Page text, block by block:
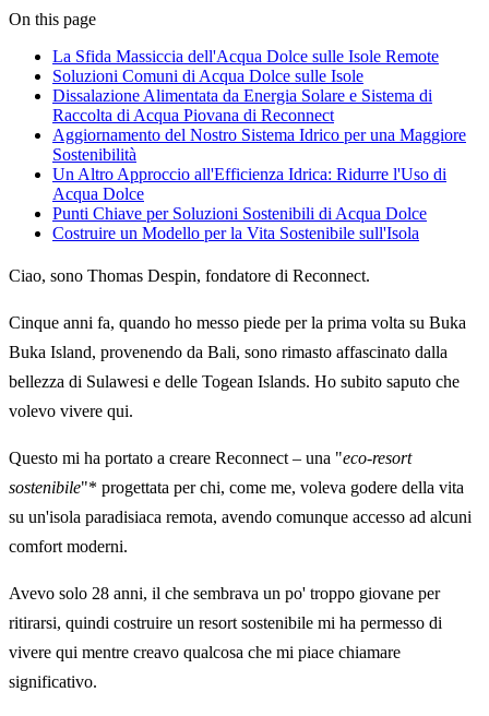
On this page
La Sfida Massiccia dell'Acqua Dolce sulle Isole Remote
Soluzioni Comuni di Acqua Dolce sulle Isole
Dissalazione Alimentata da Energia Solare e Sistema di
Raccolta di Acqua Piovana di Reconnect
Aggiornamento del Nostro Sistema Idrico per una Maggiore
Sostenibilità
Un Altro Approccio all'Efficienza Idrica: Ridurre l'Uso di
Acqua Dolce
Punti Chiave per Soluzioni Sostenibili di Acqua Dolce
Costruire un Modello per la Vita Sostenibile sull'Isola
Ciao, sono Thomas Despin, fondatore di Reconnect.
Cinque anni fa, quando ho messo piede per la prima volta su Buka
Buka Island, provenendo da Bali, sono rimasto affascinato dalla
bellezza di Sulawesi e delle Togean Islands. Ho subito saputo che
volevo vivere qui.
Questo mi ha portato a creare Reconnect – una "eco-resort
sostenibile"* progettata per chi, come me, voleva godere della vita
su un'isola paradisiaca remota, avendo comunque accesso ad alcuni
comfort moderni.
Avevo solo 28 anni, il che sembrava un po' troppo giovane per
ritirarsi, quindi costruire un resort sostenibile mi ha permesso di
vivere qui mentre creavo qualcosa che mi piace chiamare
significativo.